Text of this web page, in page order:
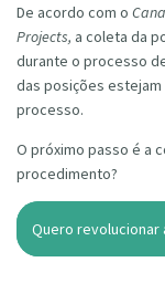
De acordo com o
Projects, a coleta da
durante o processo
das posições
processo.
O próximo passo é a
procedimento?
Quero revolucionar